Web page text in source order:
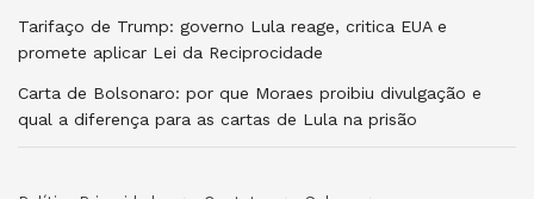
Tarifaço de Trump: governo Lula reage, critica EUA e
promete aplicar Lei da Reciprocidade
Carta de Bolsonaro: por que Moraes proibiu divulgação e
qual a diferença para as cartas de Lula na prisão